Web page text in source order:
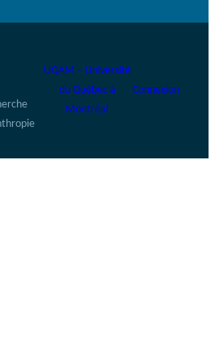
UQAM – Université
du Québec à
Montréal
Connexion